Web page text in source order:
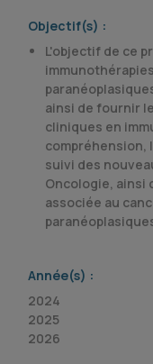
Objectif(s) :
L'objectif de ce
ainsi de fournir
cliniques en
compréhension,
suivi des
Oncologie, ainsi
associée au
Année(s) :
2024
2025
2026